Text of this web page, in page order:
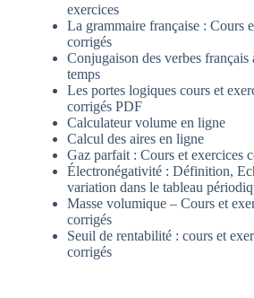
exercices
La grammaire française : Cours
corrigés
Conjugaison des verbes français
temps
Les portes logiques cours et
corrigés PDF
Calculateur volume en ligne
Calcul des aires en ligne
Gaz parfait : Cours et exercices
Électronégativité : Définition,
variation dans le tableau
Masse volumique – Cours et
corrigés
Seuil de rentabilité : cours et
corrigés